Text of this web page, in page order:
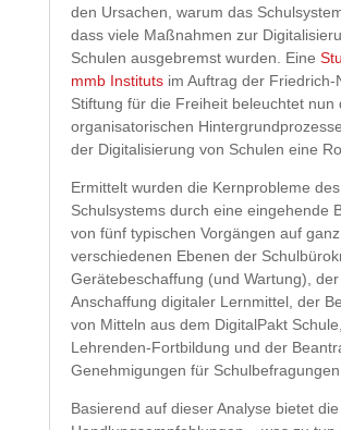
den Ursachen, warum das
dass viele Maßnahmen zur
Schulen ausgebremst wurden. Eine
mmb Institutsim Auftrag der Friedrich-
Stiftung für die Freiheit beleuchtet nun
organisatorischen
der Digitalisierung von Schulen eine
Ermittelt wurden die Kernprobleme des
Schulsystems durch eine eingehende
von fünf typischen Vorgängen auf ganz
verschiedenen Ebenen der
Gerätebeschaffung (und Wartung), der
Anschaffung digitaler Lernmittel, der
von Mitteln aus dem DigitalPakt
Lehrenden-Fortbildung und der
Genehmigungen für Schulbefragungen.
Basierend auf dieser Analyse bietet